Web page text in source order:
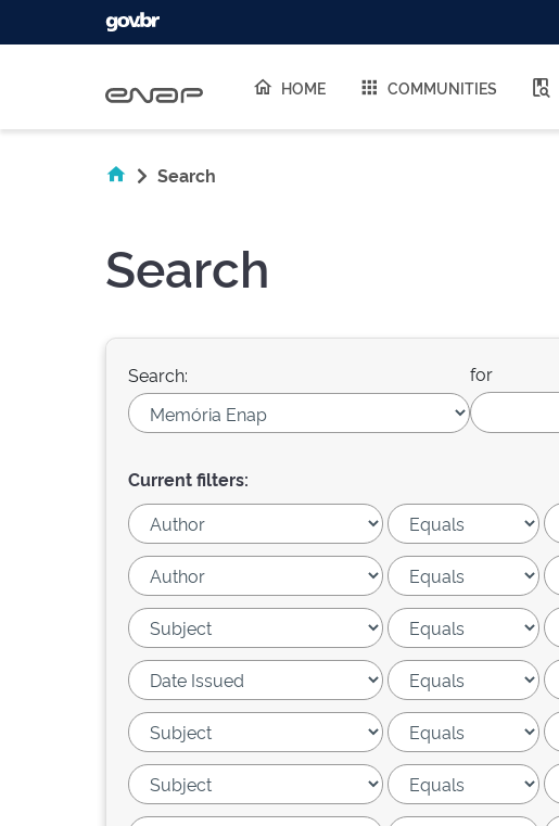
HOME COMMUNITIES
Search
Search
Search: for
Current filters: